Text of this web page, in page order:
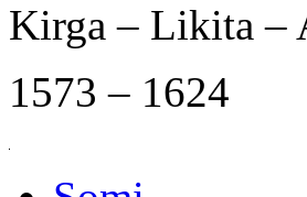
Kirga – Likita –
1573 – 1624